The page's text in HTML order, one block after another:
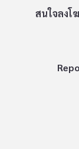
สนใจลงโ